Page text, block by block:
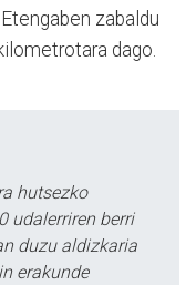
zabaldu
dago.
hutsezko
udalerriren berri
duzu aldizkaria
erakunde